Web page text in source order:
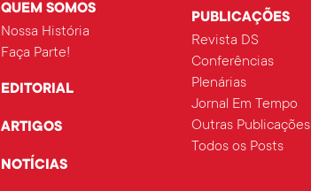
QUEM SOMOS
Nossa História
Faça Parte!
EDITORIAL
ARTIGOS
NOTÍCIAS
PUBLICAÇÕES
Revista DS
Conferências
Plenárias
Jornal Em Tempo
Outras Publicações
Todos os Posts